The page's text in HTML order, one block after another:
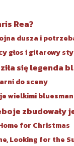
Rea?
dusza i
głos i gitarowy
się legenda
do sceny
wielkimi
zbudowały
for Christmas
Looking for the